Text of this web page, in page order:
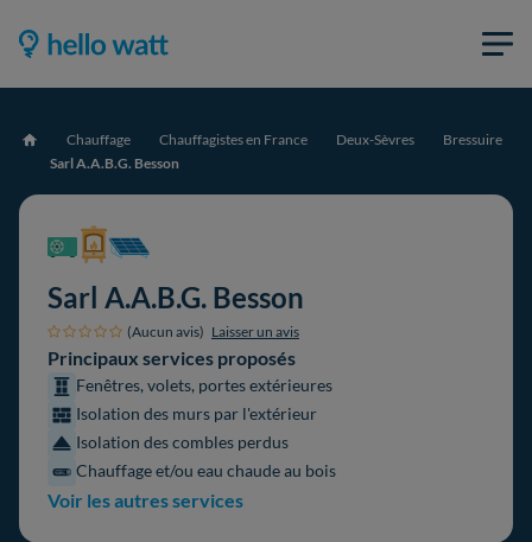
Accueil Chauffage Chauffagistes en France Deux-Sèvres
Bressuire
Sarl A.A.B.G. Besson
Sarl A.A.B.G. Besson
(Aucun avis) Laisser un avis
Principaux services proposés
Fenêtres, volets, portes extérieures
Isolation des murs par l'extérieur
Isolation des combles perdus
Chauffage et/ou eau chaude au bois
Voir les autres services